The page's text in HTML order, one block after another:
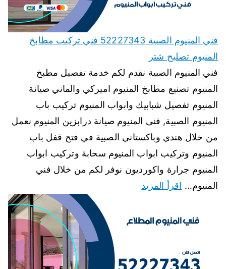
فني المنيوم الصبية 52227343 فني تركيب مطابخ
المنيوم تصليح شتر
فني المنيوم الصبية نقدم لكم خدمة تفصيل مطبخ
المنيوم تصنيع مطابخ المنيوم اميركي والماني صيانة
المنيوم تفصيل شبابيك وابواب المنيوم تركيب باب
المنيوم الصبية, فنى المنيوم صيانة درابزين المنيوم نعمل
من خلال هندي وباكستاني الصبية في فتح قفل باب
المنيوم وتركيب ابواب المنيوم سحابة وتركيب ابواب
المنيوم جرارة واكورديون نوفر لكم من خلال فني
المنيوم… اقرأ المزيد